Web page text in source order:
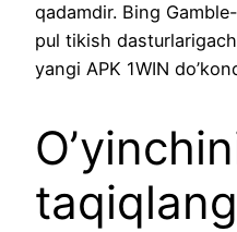
qadamdir. Bing
pul tikish
yangi APK 1WIN